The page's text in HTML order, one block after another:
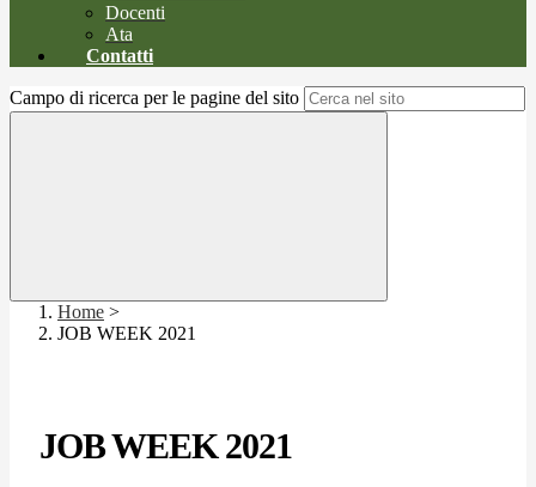
Docenti
Ata
Contatti
Campo di ricerca per le pagine del sito
Home >
JOB WEEK 2021
JOB WEEK 2021